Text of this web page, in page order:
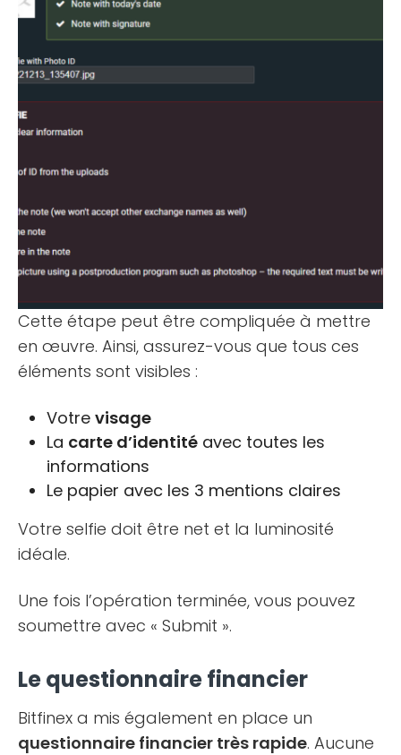
Cette étape peut être compliquée à mettre
en œuvre. Ainsi, assurez-vous que tous ces
éléments sont visibles :
Votre visage
La carte d’identité avec toutes les
informations
Le papier avec les 3 mentions claires
Votre selfie doit être net et la luminosité
idéale.
Une fois l’opération terminée, vous pouvez
soumettre avec « Submit ».
Le questionnaire financier
Bitfinex a mis également en place un
questionnaire financier très rapide. Aucune